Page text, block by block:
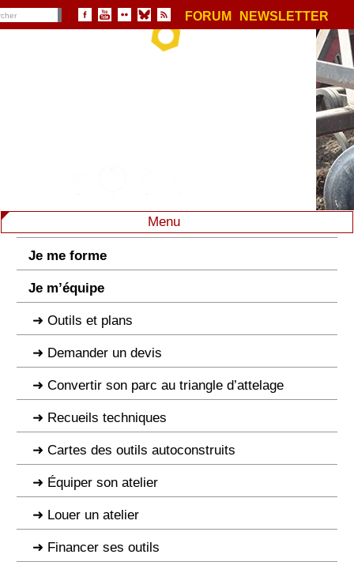
FORUM NEWSLETTER
Menu
Je me forme
Je m’équipe
Outils et plans
Demander un devis
Convertir son parc au triangle d’attelage
Recueils techniques
Cartes des outils autoconstruits
Équiper son atelier
Louer un atelier
Financer ses outils